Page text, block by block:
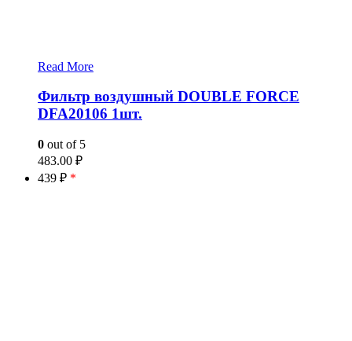
Read More
Фильтр воздушный DOUBLE FORCE
DFA20106 1шт.
0 out of 5
483.00 ₽
439 ₽ *